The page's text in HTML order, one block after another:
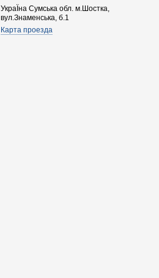
УкраЇна Сумська обл. м.Шостка,
вул.Знаменська, б.1
Карта проезда